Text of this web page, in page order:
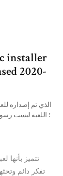
installer
2020-
تفكر دائم